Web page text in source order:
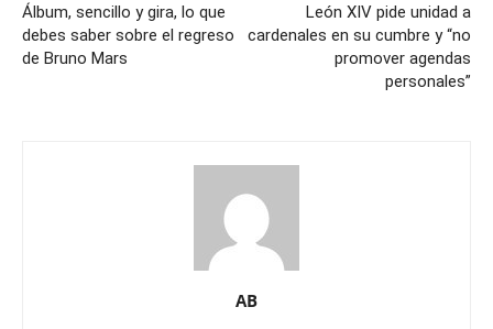
Álbum, sencillo y gira, lo que
debes saber sobre el regreso
de Bruno Mars
León XIV pide unidad a
cardenales en su cumbre y “no
promover agendas
personales”
AB